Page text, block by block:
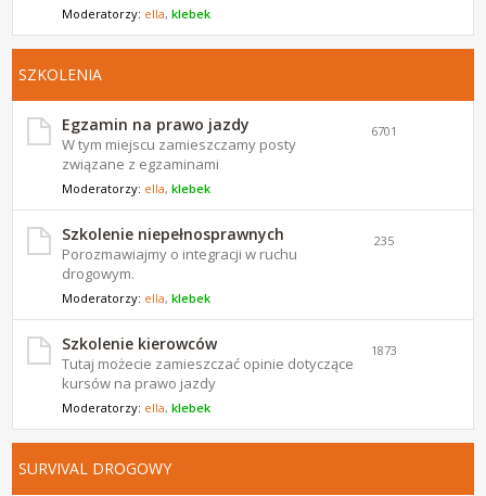
Moderatorzy: ella,klebek
SZKOLENIA
Egzamin na prawo jazdy
W tym miejscu zamieszczamy posty
związane z egzaminami
Moderatorzy: ella,klebek
6701
Szkolenie niepełnosprawnych
Porozmawiajmy o integracji w ruchu
drogowym.
Moderatorzy: ella,klebek
235
Szkolenie kierowców
Tutaj możecie zamieszczać opinie dotyczące
kursów na prawo jazdy
Moderatorzy: ella,klebek
1873
SURVIVAL DROGOWY